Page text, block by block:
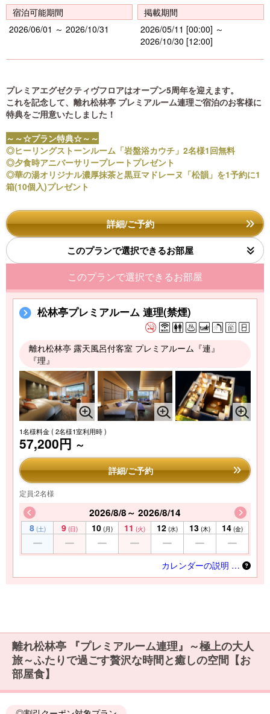
宿泊可能期間
2026/06/01 ～ 2026/10/31
掲載期間
2026/05/11 [00:00] ～
2026/10/30 [12:00]
プレミアエグゼクティヴフロアはオープン5周年を迎えます。
これを記念して、離れ松林亭 プレミアルーム連理ご宿泊のお客様に
特典をご用意いたしました！
～～☆プラン特典☆～～
◎ヒーリングストーンルーム「岩盤浴カウチ」2名様1回無料
◎夕食時アニバーサリープレートプレゼント
◎華の湯オリジナル濃厚抹茶と黒豆マドレーヌ「松韻」を1予約に1
箱(10個入)プレゼント
詳細/ご予約
このプランで選択できるお部屋
このプランで選択できるお部屋
松林亭プレミアルーム 連理(禁煙)
離れ松林亭 露天風呂付客室 プレミアルーム『連』
『理』
1名様料金( 2名様1室利用時 )
57,200円 ～
詳細/ご予約
定員:2名様
2026/8/8～ 2026/8/14
8 (土) 9 (日) 10 (月) 11 (火) 12 (水) 13 (木) 14 (金)
カレンダーの説明 …
離れ松林亭 『プレミアルーム連理』～極上の大人
旅～ふたりで過ごす贅沢な時間と癒しの空間【お
部屋食】